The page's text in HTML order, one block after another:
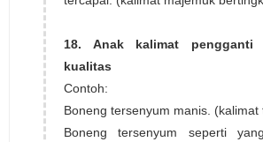
18. Anak kalimat pengganti
kualitas
Contoh:
Boneng tersenyum manis. (kalimat
Boneng tersenyum seperti